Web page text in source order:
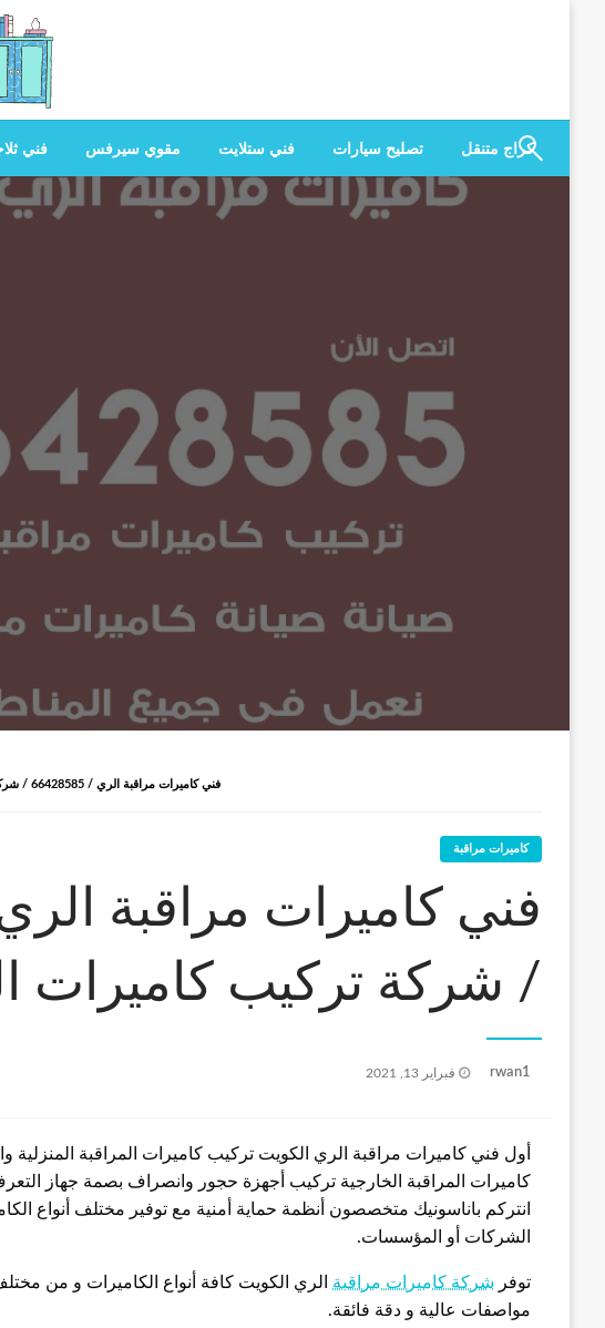
هل
كراج متنقل
تصليح سيارات فني ستلايت مقوي سيرفس فني
فني كاميرات مراقبة الري / 66428585 / شركة تركيب كاميرات المراقبة الري
كاميرات مراقبة
/ شركة تركيب كاميرات
rwan1
نُشر
فبراير 13, 2021
أول فني كاميرات مراقبة الري الكويت تركيب كاميرات المراقبة المنزلية
كاميرات المراقبة الخارجية تركيب أجهزة حجور وانصراف بصمة جهاز
انتركم باناسونيك متخصصون أنظمة حماية أمنية مع توفير مختلف أنواع
الشركات أو المؤسسات.
توفر شركة كاميرات مراقبة الري الكويت كافة أنواع الكاميرات و من
مواصفات عالية و دقة فائقة.